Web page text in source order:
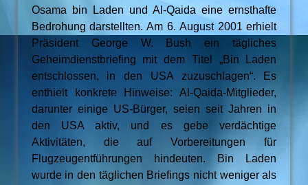
Osama bin Laden und Al-Qaida eine ernsthafte
Bedrohung darstellten. Am 6. August 2001 erhielt
Präsident George W. Bush ein tägliches
Geheimdienstbriefing mit dem Titel „Bin Laden
entschlossen, in den USA zuzuschlagen“. Es
enthielt konkrete Hinweise: Al-Qaida-Mitglieder,
darunter einige US-Bürger, seien seit Jahren in
den USA aktiv, und es gebe verdächtige
Aktivitäten, die auf Vorbereitungen für
Flugzeugentführungen hindeuten. Bin Laden
wurde in den täglichen Briefings nicht weniger als